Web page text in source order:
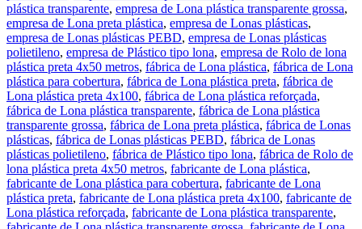
plástica transparente, empresa de Lona plástica transparente grossa,
empresa de Lona preta plástica, empresa de Lonas plásticas,
empresa de Lonas plásticas PEBD, empresa de Lonas plásticas
polietileno, empresa de Plástico tipo lona, empresa de Rolo de lona
plástica preta 4x50 metros, fábrica de Lona plástica, fábrica de Lona
plástica para cobertura, fábrica de Lona plástica preta, fábrica de
Lona plástica preta 4x100, fábrica de Lona plástica reforçada,
fábrica de Lona plástica transparente, fábrica de Lona plástica
transparente grossa, fábrica de Lona preta plástica, fábrica de Lonas
plásticas, fábrica de Lonas plásticas PEBD, fábrica de Lonas
plásticas polietileno, fábrica de Plástico tipo lona, fábrica de Rolo de
lona plástica preta 4x50 metros, fabricante de Lona plástica,
fabricante de Lona plástica para cobertura, fabricante de Lona
plástica preta, fabricante de Lona plástica preta 4x100, fabricante de
Lona plástica reforçada, fabricante de Lona plástica transparente,